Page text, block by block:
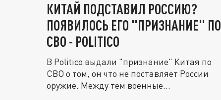
КИТАЙ ПОДСТАВИЛ РОССИЮ?
ПОЯВИЛОСЬ ЕГО "ПРИЗНАНИЕ" ПО
СВО - POLITICO
В Politico выдали "признание" Китая по
СВО о том, он что не поставляет России
оружие. Между тем военные...